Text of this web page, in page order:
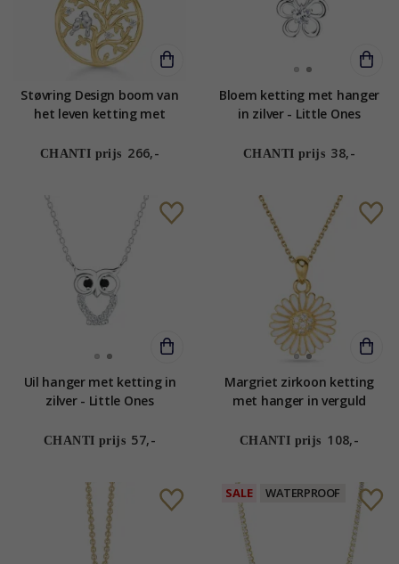
Støvring Design boom van
het leven ketting met
witte zirkoon
CHANTI prijs 266,-
Bloem ketting met hanger
in zilver - Little Ones
CHANTI prijs 38,-
Uil hanger met ketting in
zilver - Little Ones
CHANTI prijs 57,-
Margriet zirkoon ketting
met hanger in verguld
CHANTI prijs 108,-
SALE WATERPROOF